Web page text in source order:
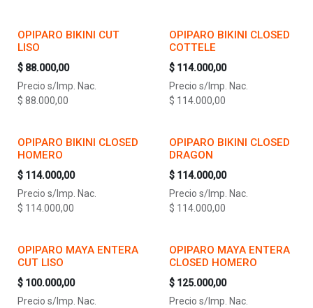
OPIPARO BIKINI CUT
LISO
$ 88.000,00
Precio s/Imp. Nac.
$ 88.000,00
OPIPARO BIKINI CLOSED
COTTELE
$ 114.000,00
Precio s/Imp. Nac.
$ 114.000,00
OPIPARO BIKINI CLOSED
HOMERO
$ 114.000,00
Precio s/Imp. Nac.
$ 114.000,00
OPIPARO BIKINI CLOSED
DRAGON
$ 114.000,00
Precio s/Imp. Nac.
$ 114.000,00
OPIPARO MAYA ENTERA
CUT LISO
$ 100.000,00
Precio s/Imp. Nac.
OPIPARO MAYA ENTERA
CLOSED HOMERO
$ 125.000,00
Precio s/Imp. Nac.